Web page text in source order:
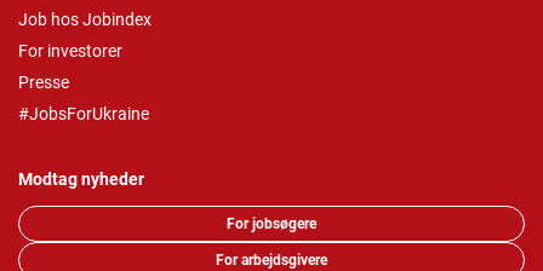
Job hos Jobindex
For investorer
Presse
#JobsForUkraine
Modtag nyheder
For jobsøgere
For arbejdsgivere